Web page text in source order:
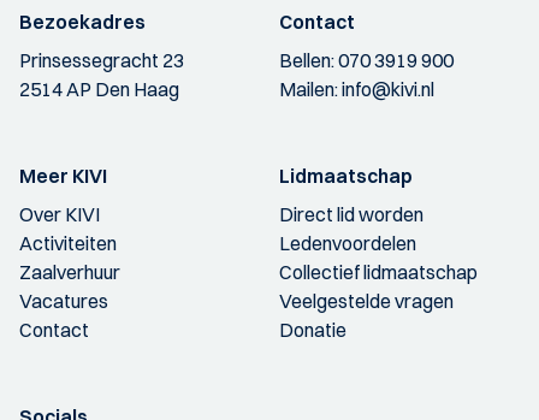
Bezoekadres
Prinsessegracht 23
2514 AP Den Haag
Contact
Bellen:070 3919 900
Mailen:info@kivi.nl
Meer KIVI
Over KIVI
Activiteiten
Zaalverhuur
Vacatures
Contact
Lidmaatschap
Direct lid worden
Ledenvoordelen
Collectief lidmaatschap
Veelgestelde vragen
Donatie